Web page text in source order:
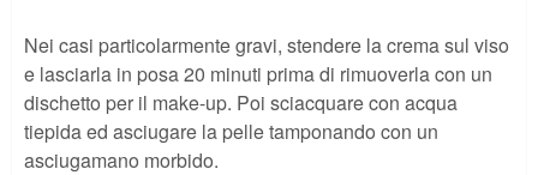
Nei casi particolarmente gravi, stendere la crema sul viso
e lasciarla in posa 20 minuti prima di rimuoverla con un
dischetto per il make-up. Poi sciacquare con acqua
tiepida ed asciugare la pelle tamponando con un
asciugamano morbido.